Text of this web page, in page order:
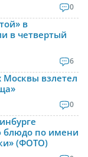
0
в
в четвертый
6
Москвы взлетел
0
блюдо по имени
(ФОТО)